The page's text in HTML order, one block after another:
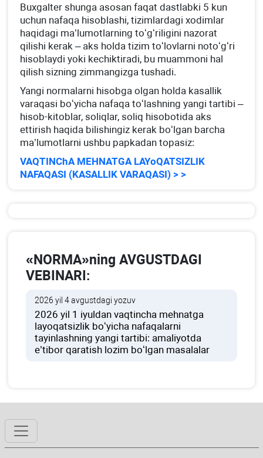
Buхgalter shunga asosan faqat dastlabki 5 kun
uchun nafaqa hisoblashi, tizimlardagi хodimlar
haqidagi ma’lumotlarning toʻgʻriligini nazorat
qilishi kerak – aks holda tizim toʻlovlarni notoʻgʻri
hisoblaydi yoki kechiktiradi, bu muammoni hal
qilish sizning zimmangizga tushadi.
Yangi normalarni hisobga olgan holda kasallik
varaqasi boʻyicha nafaqa toʻlashning yangi tartibi –
hisob-kitoblar, soliqlar, soliq hisobotida aks
ettirish haqida bilishingiz kerak boʻlgan barcha
ma’lumotlarni ushbu papkadan topasiz:
VAQTINChA MEHNATGA LAYoQATSIZLIK
NAFAQASI (KASALLIK VARAQASI) > >
«NORMA»ning AVGUSTDAGI
VEBINARI:
2026 yil 4 avgustdagi yozuv
2026 yil 1 iyuldan vaqtincha mehnatga
layoqatsizlik boʻyicha nafaqalarni
tayinlashning yangi tartibi: amaliyotda
e’tibor qaratish lozim boʻlgan masalalar